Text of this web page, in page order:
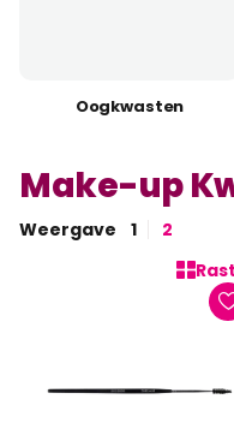
Oogkwasten
Make-up
Weergave 1
2